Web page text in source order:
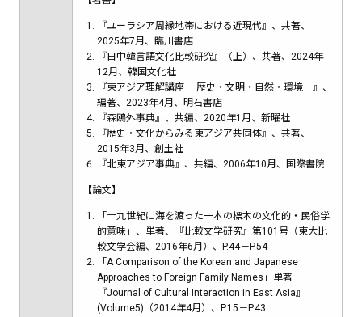
『ユーラシア周縁地帯における近現代』、共著、
2025年7月、臨川書店
『日中韓言語文化比較研究』（上）、共著、2024年
12月、韓国文化社
『東アジア理解講座 －歴史・文明・自然・環境－』、
編著、2023年4月、明石書店
『森鴎外事典』、共編、2020年1月、新曜社
『歴史・文化からみる東アジア共同体』、共著、
2015年3月、創土社
『北東アジア事典』、共編、2006年10月、国際書院
【論文】
「十九世紀に海を渡った一本の標木の文化的・民俗学
的意味」、単著、『比較文学研究』第101号（東大比
較文学会編、2016年6月）、P.44－P.54
「A Comparison of the Korean and Japanese
Approaches to Foreign Family Names」単著
『Journal of Cultural Interaction in East Asia』
(Volume5)（2014年4月）、P.15－P.43